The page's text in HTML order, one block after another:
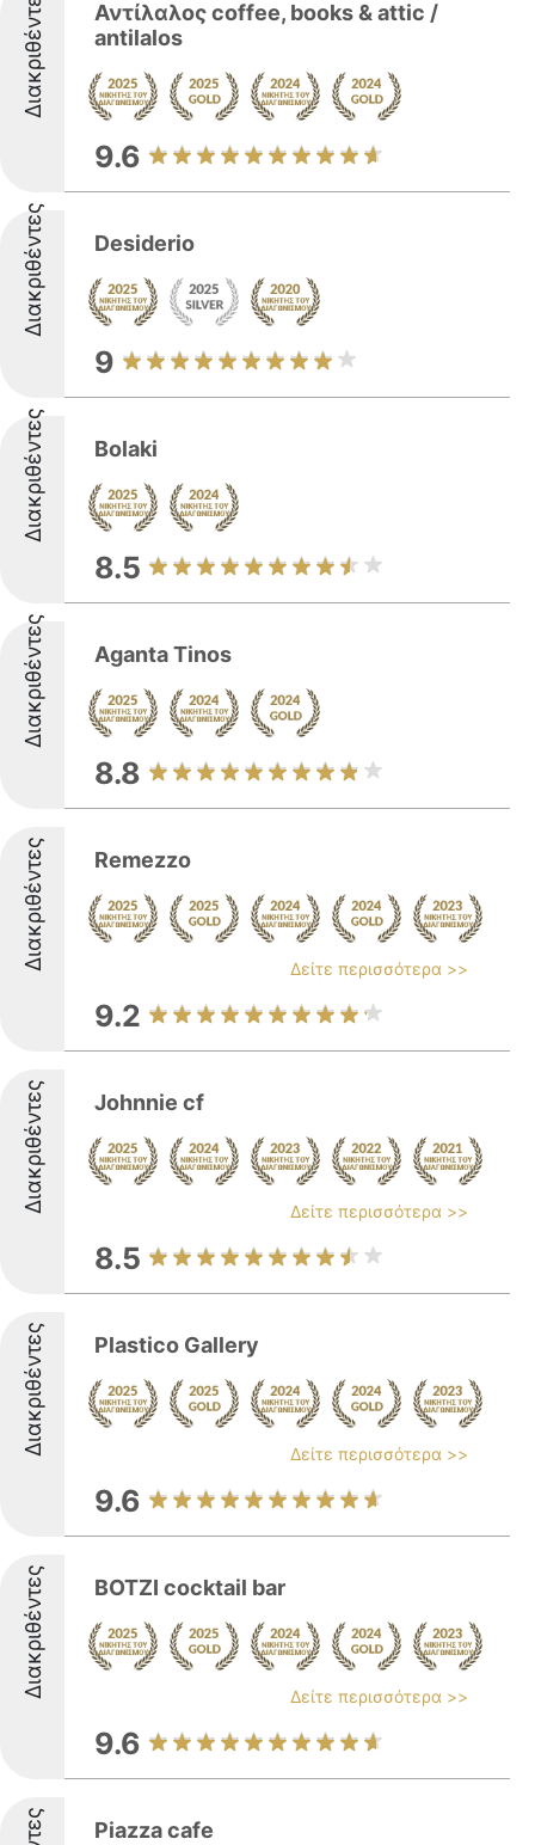
Διακριθέντες
Αντίλαλος coffee, books & attic /
antilalos
9.6
Διακριθέντες Desiderio
9
Διακριθέντες Bolaki
8.5
Διακριθέντες Aganta Tinos
8.8
Διακριθέντες Remezzo
Δείτε περισσότερα >>
9.2
Διακριθέντες Johnnie cf
Δείτε περισσότερα >>
8.5
Διακριθέντες Plastico Gallery
Δείτε περισσότερα >>
9.6
Διακριθέντες BOTZI cocktail bar
Δείτε περισσότερα >>
9.6
Piazza cafe